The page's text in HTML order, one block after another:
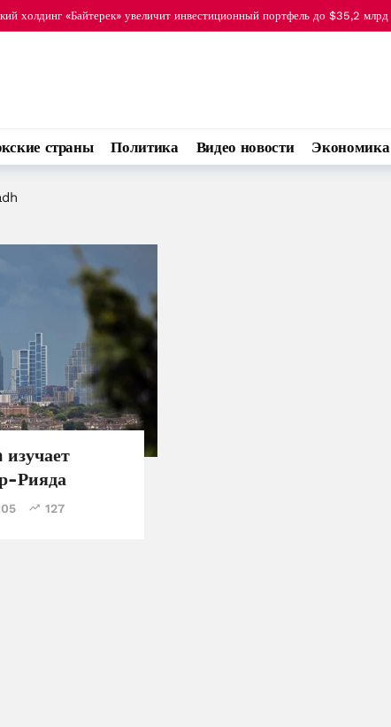
холдинг «Байтерек» увеличит инвестиционный портфель до $35,2 млрд
страны Политика Видео новости Экономика
Рияда
127